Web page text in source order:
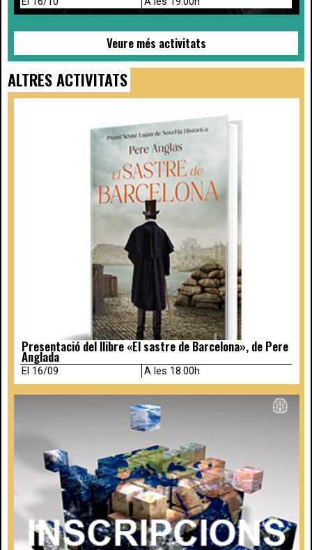
Veure més activitats
ALTRES ACTIVITATS
Presentació del llibre «El sastre de Barcelona», de Pere
Anglada
El 16/09 A les 18.00h